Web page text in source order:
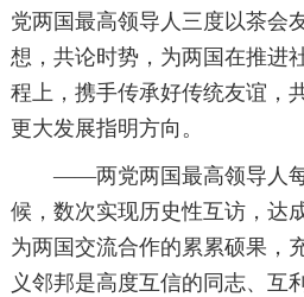
党两国最高领导人三度以茶会
想，共论时势，为两国在推进
程上，携手传承好传统友谊，
更大发展指明方向。
——两党两国最高领导人每
候，数次实现历史性互访，达
为两国交流合作的累累硕果，
义邻邦是高度互信的同志、互